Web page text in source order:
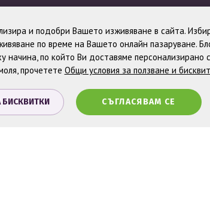
Новини
Онлайн магазин от
и подобри Вашето изживяване в сайта.
по време на Вашето онлайн пазаруване.
начина, по който Ви доставяме
прочетете Общи условия за ползване и
СЪГЛАСЯВАМ СЕ
БИСКВИТКИ